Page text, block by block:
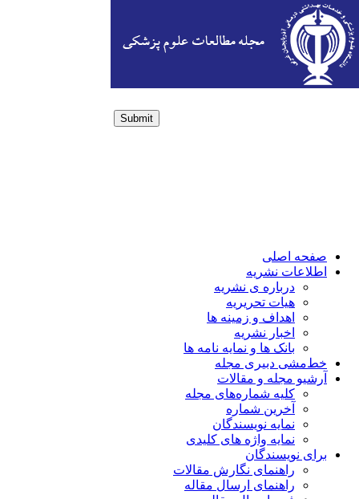
Submit
صفحه اصلی
اطلاعات نشریه
درباره ی نشریه
هیات تحریریه
اهداف و زمینه ها
اخبار نشریه
بانک ها و نمایه نامه ها
خط‌مشی دبیری مجله
آرشیو مجله و مقالات
کلیه شماره‌های مجله
آخرین شماره
نمایه نویسندگان
نمایه واژه های کلیدی
برای نویسندگان
راهنمای نگارش مقالات
راهنمای ارسال مقاله